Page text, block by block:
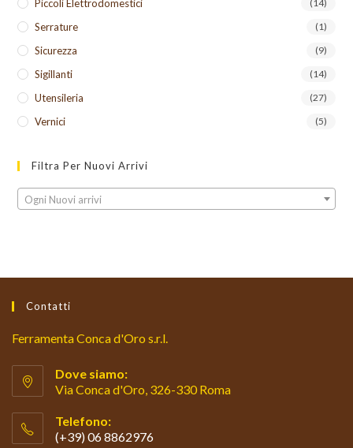
Piccoli Elettrodomestici (14)
Serrature (1)
Sicurezza (9)
Sigillanti (14)
Utensileria (27)
Vernici (5)
Filtra Per Nuovi Arrivi
Ogni Nuovi arrivi
Contatti
Ferramenta Conca d'Oro s.r.l.
Dove siamo:
Via Conca d'Oro, 326-330 Roma
Telefono:
(+39) 06 8862976